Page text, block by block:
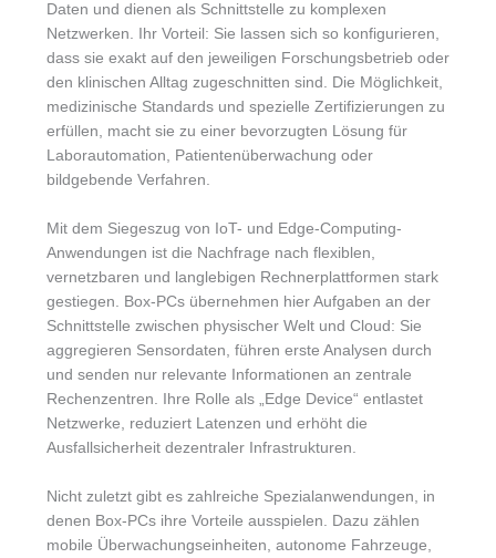
Daten und dienen als Schnittstelle zu komplexen
Netzwerken. Ihr Vorteil: Sie lassen sich so konfigurieren,
dass sie exakt auf den jeweiligen Forschungsbetrieb oder
den klinischen Alltag zugeschnitten sind. Die Möglichkeit,
medizinische Standards und spezielle Zertifizierungen zu
erfüllen, macht sie zu einer bevorzugten Lösung für
Laborautomation, Patientenüberwachung oder
bildgebende Verfahren.
Mit dem Siegeszug von IoT- und Edge-Computing-
Anwendungen ist die Nachfrage nach flexiblen,
vernetzbaren und langlebigen Rechnerplattformen stark
gestiegen. Box-PCs übernehmen hier Aufgaben an der
Schnittstelle zwischen physischer Welt und Cloud: Sie
aggregieren Sensordaten, führen erste Analysen durch
und senden nur relevante Informationen an zentrale
Rechenzentren. Ihre Rolle als „Edge Device“ entlastet
Netzwerke, reduziert Latenzen und erhöht die
Ausfallsicherheit dezentraler Infrastrukturen.
Nicht zuletzt gibt es zahlreiche Spezialanwendungen, in
denen Box-PCs ihre Vorteile ausspielen. Dazu zählen
mobile Überwachungseinheiten, autonome Fahrzeuge,